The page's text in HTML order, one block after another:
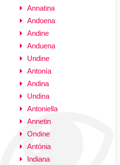
Annatina
Andoena
Andine
Anduena
Undine
Antonía
Andina
Undina
Antoniella
Annetin
Ondine
Antónia
Indiana